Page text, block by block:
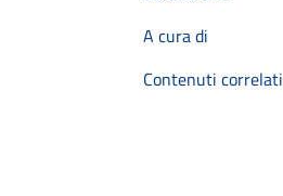
A cura di
Contenuti correlati